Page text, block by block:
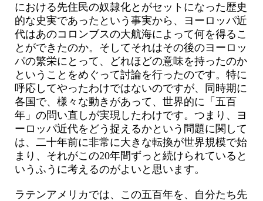
における先住民の奴隷化とがセットになった歴史
的な史実であったという事実から、ヨーロッパ近
代はあのコロンブスの大航海によって何を得るこ
とができたのか。そしてそれはその後のヨーロッ
パの繁栄にとって、どれほどの意味を持ったのか
ということをめぐって討論を行ったのです。特に
呼応してやったわけではないのですが、同時期に
各国で、様々な動きがあって、世界的に「五百
年」の問い直しが実現したわけです。つまり、ヨ
ーロッパ近代をどう捉えるかという問題に関して
は、二十年前に非常に大きな転換が世界規模で始
まり、それがこの20年間ずっと続けられていると
いうふうに考えるのがよいと思います。
ラテンアメリカでは、この五百年を、自分たち先